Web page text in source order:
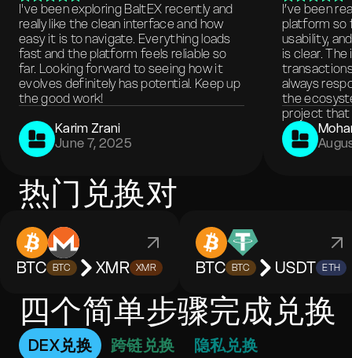
I've been exploring BaltEX recently and
really like the clean interface and how
easy it is to navigate. Everything loads
fast and the platform feels reliable so
far. Looking forward to seeing how it
evolves definitely has potential. Keep up
the good work!
Karim Zrani
June 7, 2025
I’ve been
platform so
usability,
is clear.
always
the
project that
热门兑换对
BTC BTC XMR XMR BTC BTC USDT ETH
四个简单步骤完成兑换
DEX兑换 跨链兑换 隐私兑换